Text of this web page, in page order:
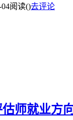
04阅读()去评论
师就业方向